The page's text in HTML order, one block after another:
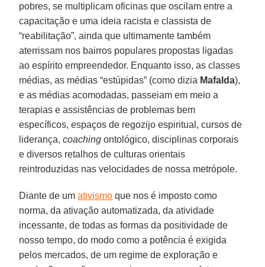
pobres, se multiplicam oficinas que oscilam entre a
capacitação e uma ideia racista e classista de
“reabilitação”, ainda que ultimamente também
aterrissam nos bairros populares propostas ligadas
ao espírito empreendedor. Enquanto isso, as classes
médias, as médias “estúpidas” (como dizia Mafalda),
e as médias acomodadas, passeiam em meio a
terapias e assistências de problemas bem
específicos, espaços de regozijo espiritual, cursos de
liderança,coaching ontológico, disciplinas corporais
e diversos retalhos de culturas orientais
reintroduzidas nas velocidades de nossa metrópole.
Diante de umativismo que nos é imposto como
norma, da ativação automatizada, da atividade
incessante, de todas as formas da positividade de
nosso tempo, do modo como a potência é exigida
pelos mercados, de um regime de exploração e